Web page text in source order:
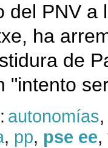
del PNV a
ha
de
"intento
autonomías
, pp, pse ee,